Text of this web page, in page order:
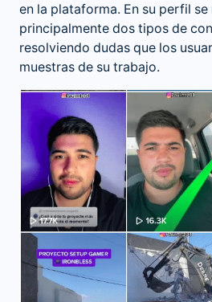
en la plataforma. En su perfil
principalmente dos tipos de
resolviendo dudas que los
muestras de su trabajo.